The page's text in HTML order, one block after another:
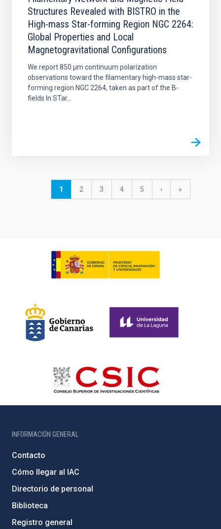
Structures Revealed with BISTRO in the
High-mass Star-forming Region NGC 2264:
Global Properties and Local
Magnetogravitational Configurations
We report 850 μm continuum polarization
observations toward the filamentary high-mass star-
forming region NGC 2264, taken as part of the B-
fields In STar...
Página
1 Página
2 Página
3 Página
4 Página
5
Siguiente
›
última
»
INFORMACIÓN GENERAL
Contacto
Cómo llegar al IAC
Directorio de personal
Biblioteca
Registro general